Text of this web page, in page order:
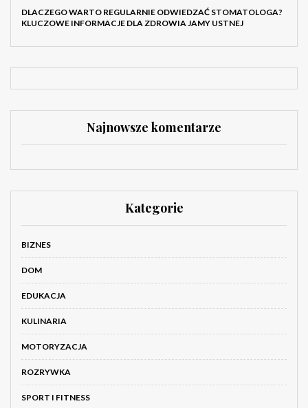
DLACZEGO WARTO REGULARNIE ODWIEDZAĆ STOMATOLOGA?
KLUCZOWE INFORMACJE DLA ZDROWIA JAMY USTNEJ
Najnowsze komentarze
Kategorie
BIZNES
DOM
EDUKACJA
KULINARIA
MOTORYZACJA
ROZRYWKA
SPORT I FITNESS